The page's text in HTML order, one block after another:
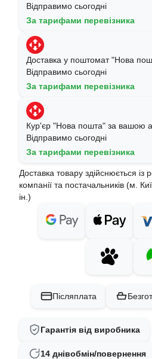
Відправимо сьогодні
За тарифами перевізника
Доставка у поштомат "Нова
Відправимо сьогодні
За тарифами перевізника
Кур'єр "Нова пошта" за вашою
Відправимо сьогодні
За тарифами перевізника
Доставка товару здійснюється із
компанії та постачальників (м.
ін.)
Післяплата
Гарантія від виробника
14 днівобмін/повернення